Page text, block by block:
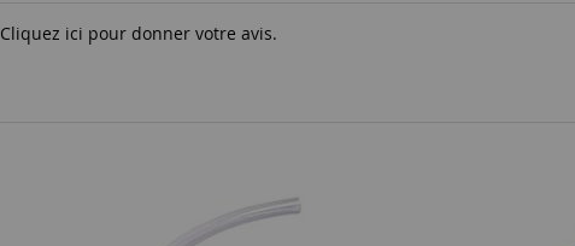
Cliquez ici pour donner votre avis.